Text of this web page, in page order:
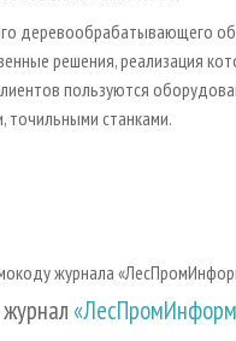
деревообрабатывающего
решения, реализация
пользуются
точильными станками.
журнала